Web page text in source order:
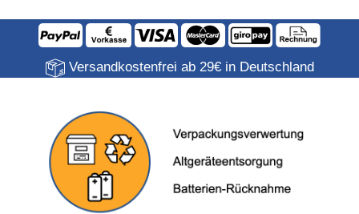
Versandkostenfrei ab 29€ in Deutschland